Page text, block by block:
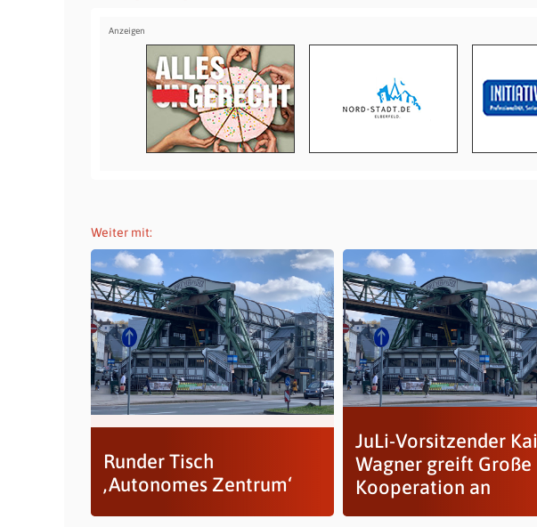
Weiter mit:
Runder Tisch
‚Autonomes Zentrum‘
JuLi-Vorsitzender Kai
Wagner greift Große
Kooperation an